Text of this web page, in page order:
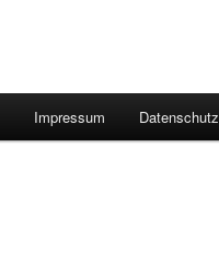
Impressum Datenschutz